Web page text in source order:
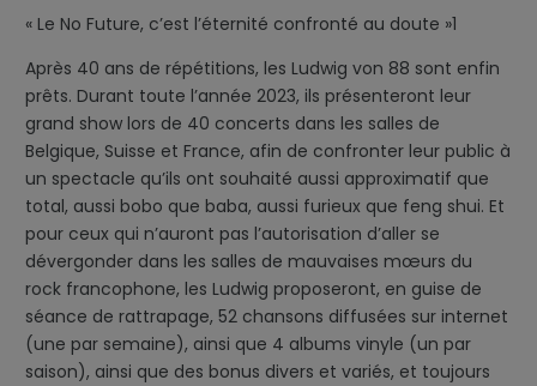
« Le No Future, c’est l’éternité confronté au doute »1
Après 40 ans de répétitions, les Ludwig von 88 sont enfin
prêts. Durant toute l’année 2023, ils présenteront leur
grand show lors de 40 concerts dans les salles de
Belgique, Suisse et France, afin de confronter leur public à
un spectacle qu’ils ont souhaité aussi approximatif que
total, aussi bobo que baba, aussi furieux que feng shui. Et
pour ceux qui n’auront pas l’autorisation d’aller se
dévergonder dans les salles de mauvaises mœurs du
rock francophone, les Ludwig proposeront, en guise de
séance de rattrapage, 52 chansons diffusées sur internet
(une par semaine), ainsi que 4 albums vinyle (un par
saison), ainsi que des bonus divers et variés, et toujours